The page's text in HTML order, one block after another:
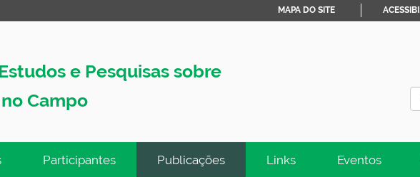
e Pesquisas sobre
Campo
MAPA DO SITE
Participantes Publicações Links Eventos